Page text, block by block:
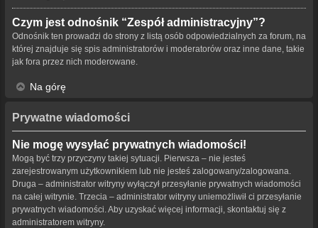
Czym jest odnośnik “Zespół administracyjny”?
Odnośnik ten prowadzi do strony z listą osób odpowiedzialnych za forum, na
której znajduje się spis administratorów i moderatorów oraz inne dane, takie
jak fora przez nich moderowane.
Na górę
Prywatne wiadomości
Nie mogę wysyłać prywatnych wiadomości!
Mogą być trzy przyczyny takiej sytuacji. Pierwsza – nie jesteś
zarejestrowanym użytkownikiem lub nie jesteś zalogowany/zalogowana.
Druga – administrator witryny wyłączył przesyłanie prywatnych wiadomości
na całej witrynie. Trzecia – administrator witryny uniemożliwił ci przesyłanie
prywatnych wiadomości. Aby uzyskać więcej informacji, skontaktuj się z
administratorem witryny.